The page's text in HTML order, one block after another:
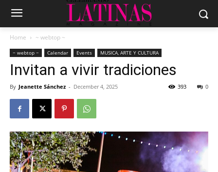
Home ~ webtop ~
~ webtop ~ Calendar Events MUSICA, ARTE Y CULTURA
Invitan a vivir tradiciones
By Jeanette Sánchez - December 4, 2025 0
393